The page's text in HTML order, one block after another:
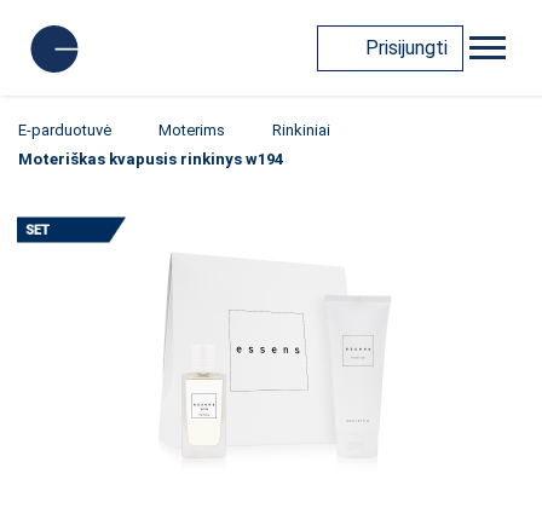
Prisijungti
E-parduotuvė Moterims
Rinkiniai
Moteriškas kvapusis rinkinys w194